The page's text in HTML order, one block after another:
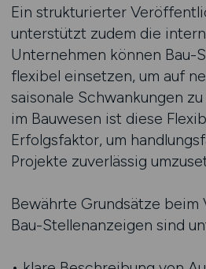
Ein strukturierter
unterstützt zudem die
Unternehmen können Bau-
flexibel einsetzen, um auf
saisonale Schwankungen
im Bauwesen ist diese
Erfolgsfaktor, um
Projekte zuverlässig
Bewährte Grundsätze
Bau-Stellenanzeigen sind